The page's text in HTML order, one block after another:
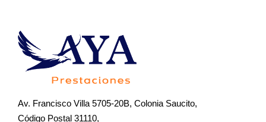
Av. Francisco Villa 5705-20B, Colonia Saucito,
Código Postal 31110,